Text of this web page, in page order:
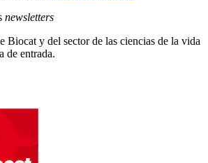
newsletters
Biocat y del sector de las ciencias de la vida
de entrada.